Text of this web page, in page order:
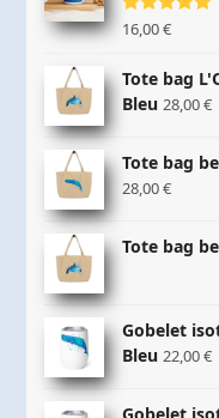
Note 5.00
16,00€
Tote bag
Bleu 28,00€
Tote bag
28,00€
Tote bag
Gobelet
Bleu 22,00€